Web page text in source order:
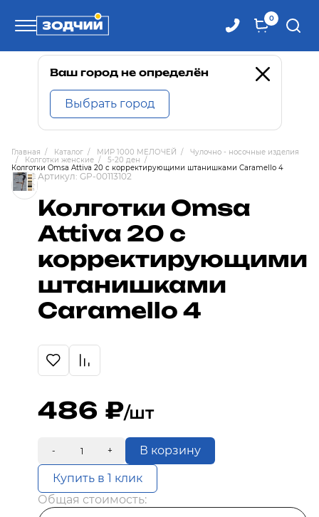
0
Телефоны
8 800 100-71-71
8 (4242) 30-00-27
8 (4242) 30-00-72
Ваш город не определён
Выбрать город
Главная / Каталог / МИР 1000 МЕЛОЧЕЙ /
Чулочно - носочные изделия
/
Колготки женские / 5-20 ден /
Колготки Omsa Attiva 20 с корректирующими штанишками Caramello 4
Артикул: GP-00113102
Колготки Omsa
Attiva 20 с
корректирующими
штанишками
Caramello 4
486 /шт
- + В корзину
Купить в 1 клик
Общая стоимость: